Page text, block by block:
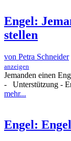
Engel:
stellen
von Petra Schneider
anzeigen
Jemanden einen
- Unterstützung -
mehr...
Engel: